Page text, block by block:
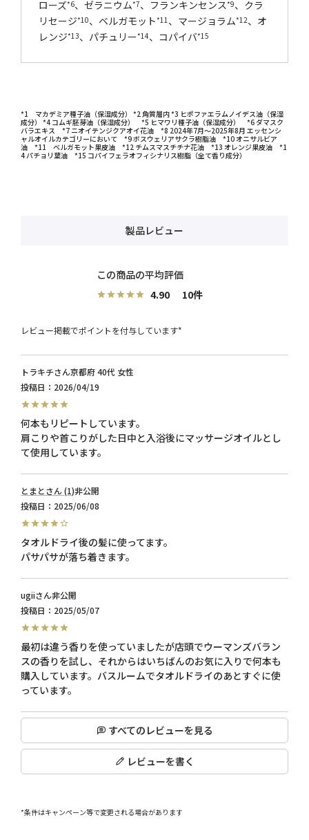
ローズ*6、ゼラニウム*7、フランキンセンス*9、クラ
リセージ*10、ベルガモット*11 、マージョラム*12、オ
レンジ*13、パチュリー*14、コパイバ*15
*1 マカデミア種子油（保湿成分） *2 角質層内 *3 ヒポファエラムノイデス油（保湿
成分） *4 コムギ胚芽油（保湿成分） *5 ヒマワリ種子油（保湿成分） *6 ダマスク
バラエキス *7 ニオイテンジクアオイ花油 *8 2024年7月～2025年8月 エッセンシ
ャルオイルカテゴリーにおいて *9 ボスウェリアサクラ樹脂油 *10 オニサルビア
油 *11 ベルガモット果皮油 *12 チムスマスチチナ花油 *13 オレンジ果皮油 *1
4 パチョリ葉油 *15 コパイフェラオフィシナリス樹脂（全て香り成分）
製品レビュー
4.90 10
レビュー掲載でポイントを付与しています*
トラキチ 京都府 40代 女性
投稿日
2026/04/19
何本もリピートしています。
肩こりや首こりがした日中と入浴後にマッサージオイルとし
とまと 1 非公開
投稿日
2025/06/08
タオルドライ後の髪に使ってます。
パサパサが落ち着きます。
ugii
非公開
投稿日
2025/05/07
最初は違う香りを使っていましたが店頭でウーマンズバラン
スの香りを試し、それからはいちばんのお気に入りで何本も
購入しています。バスルームでタオルドライのあとすぐに使
っています。
すべてのレビューを見る
レビューを書く
*条件はキャンペーン等で変更される場合があります